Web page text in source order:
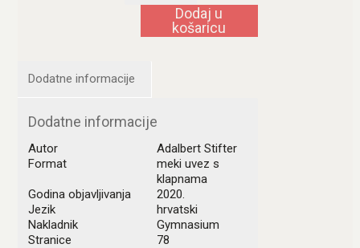
količina
Dodaj u
košaricu
Dodatne informacije
Dodatne informacije
Autor
Adalbert Stifter
Format
meki uvez s
klapnama
Godina objavljivanja
2020.
Jezik
hrvatski
Nakladnik
Gymnasium
Stranice
78